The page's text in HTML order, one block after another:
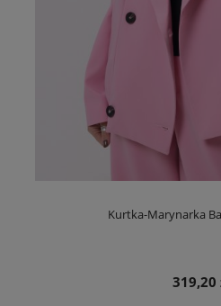
Kurtka-Marynarka
319,20